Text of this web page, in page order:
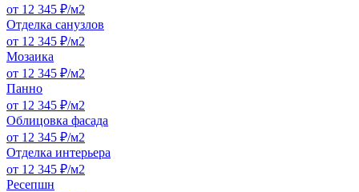
от 12 345 ₽/м2
Отделка санузлов
от 12 345 ₽/м2
Мозаика
от 12 345 ₽/м2
Панно
от 12 345 ₽/м2
Облицовка фасада
от 12 345 ₽/м2
Отделка интерьера
от 12 345 ₽/м2
Ресепшн